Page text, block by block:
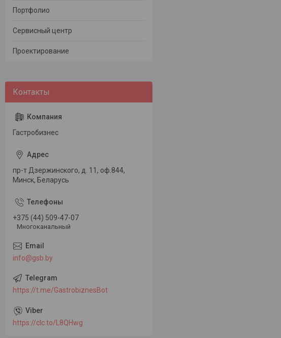
Портфолио
Сервисный центр
Проектирование
Гастробизнес
пр-т Дзержинского, д. 11, оф.844,
Минск, Беларусь
+375 (44) 509-47-07
Многоканальный
info@gsb.by
https://t.me/GastrobiznesBot
https://clc.to/L8QHwg